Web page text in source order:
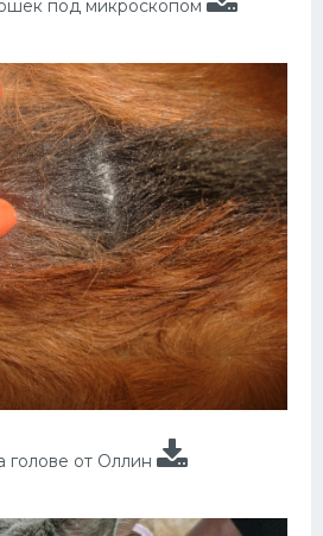
под микроскопом
голове от Оллин